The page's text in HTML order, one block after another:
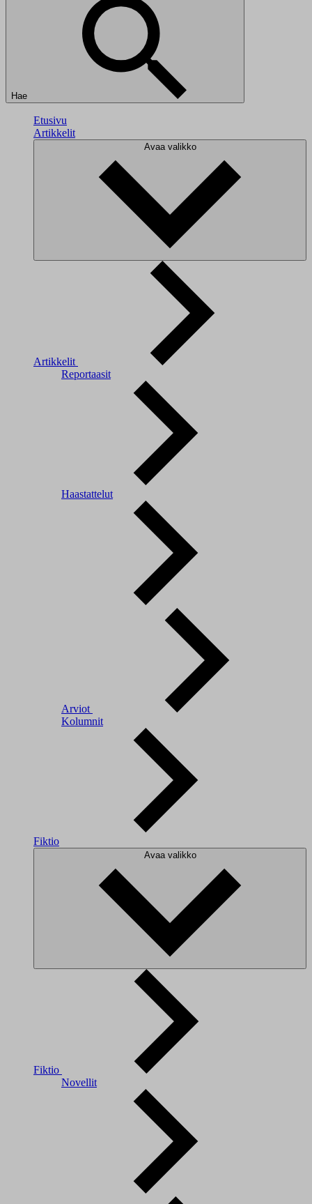
Hae
Etusivu
Artikkelit
Avaa valikko
Artikkelit
Reportaasit
Haastattelut
Arviot
Kolumnit
Fiktio
Avaa valikko
Fiktio
Novellit